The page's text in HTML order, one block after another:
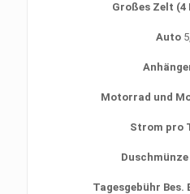
Großes Zelt (4
Auto
Motorrad und
Strom pro
Duschmünze
Tagesgebühr Bes.